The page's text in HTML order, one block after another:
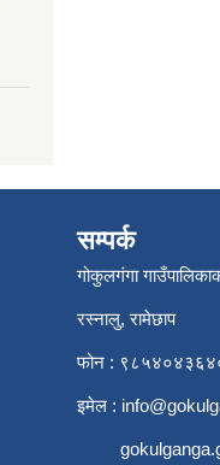
सम्पर्क
गोकुलगंगा
रस्नालु, रामेछाप
फोन :
इमेल :